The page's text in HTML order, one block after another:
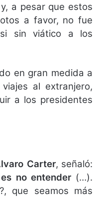
a pesar que estos
a favor, no fue
sin viático a los
en gran medida a
al extranjero,
a los presidentes
Carter, señaló:
no entender (…).
que seamos más